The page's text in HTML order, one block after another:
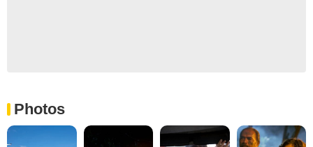
Photos